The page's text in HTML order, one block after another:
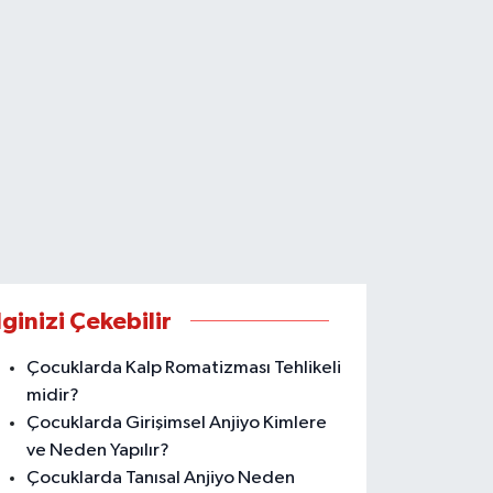
Çekebilir
Çocuklarda Kalp Romatizması Tehlikeli
midir?
Çocuklarda Girişimsel Anjiyo Kimlere
ve Neden Yapılır?
Çocuklarda Tanısal Anjiyo Neden